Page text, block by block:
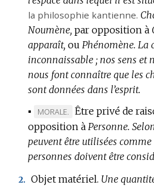
la philosophie kantienne.
Noumène, par opposition à
apparaît, ou Phénomène. La
inconnaissable ; nos sens et
nous font connaître que les
sont données dans l’esprit.
▪
MARQUE
DE
DOMAINE
:
MORALE.
Être privé de
opposition à Personne.
peuvent être utilisées
personnes doivent être
2. Objet matériel. Une